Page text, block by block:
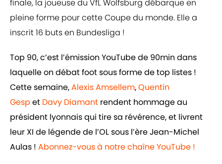
finale, la joueuse du VfL Wolfsburg débarque en
pleine forme pour cette Coupe du monde. Elle a
inscrit 16 buts en Bundesliga !
Top 90, c’est l’émission YouTube de 90min dans
laquelle on débat foot sous forme de top listes !
Cette semaine,Alexis Amsellem,Quentin
Gesp et Davy Diamant rendent hommage au
président lyonnais qui tire sa révérence, et livrent
leur XI de légende de l’OL sous l’ère Jean-Michel
Aulas ! Abonnez-vous à notre chaîne YouTube !